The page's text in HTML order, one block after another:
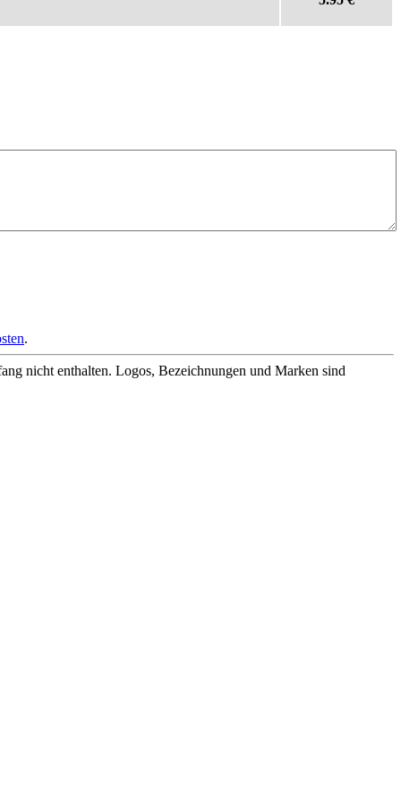
.
nicht enthalten. Logos, Bezeichnungen und Marken sind